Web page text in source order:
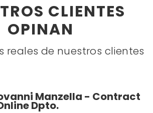
CLIENTES
OPINAN
reales de nuestros clientes
Manzella - Contract
Dpto.